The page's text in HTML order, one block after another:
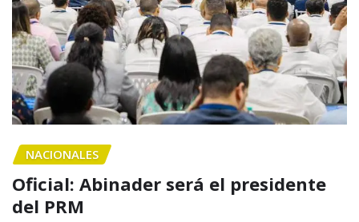
NACIONALES
Oficial: Abinader será el presidente
del PRM